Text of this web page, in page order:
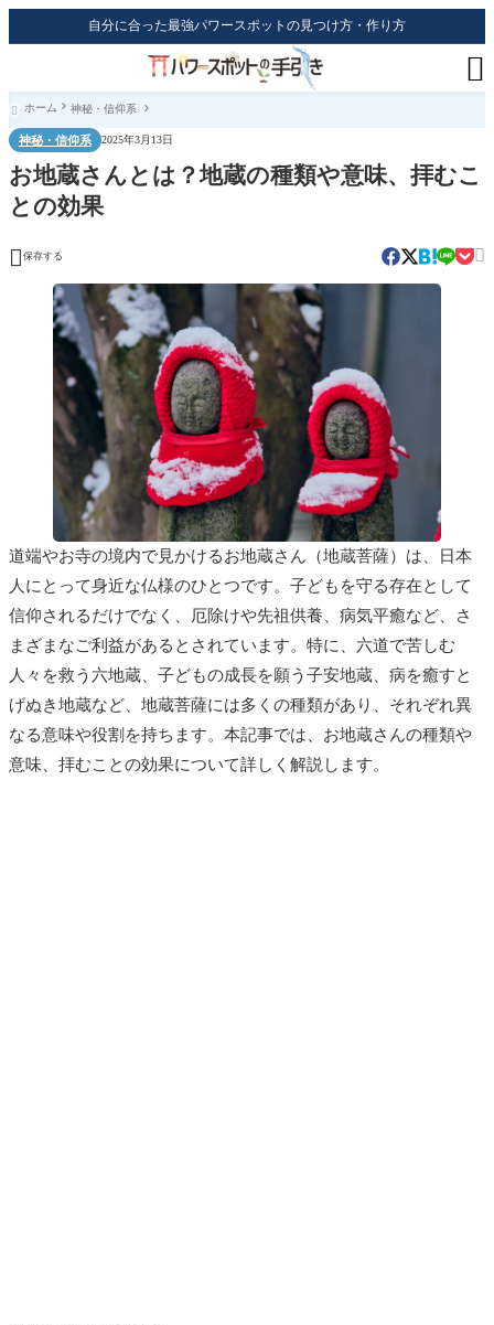
自分に合った最強パワースポットの見つけ方・作り方

 ホーム 神秘・信仰系
神秘・信仰系 2025年3月13日
お地蔵さんとは？地蔵の種類や意味、拝むこ
との効果
 保存する 
道端やお寺の境内で見かけるお地蔵さん（地蔵菩薩）は、日本
人にとって身近な仏様のひとつです。子どもを守る存在として
信仰されるだけでなく、厄除けや先祖供養、病気平癒など、さ
まざまなご利益があるとされています。特に、六道で苦しむ
人々を救う六地蔵、子どもの成長を願う子安地蔵、病を癒すと
げぬき地蔵など、地蔵菩薩には多くの種類があり、それぞれ異
なる意味や役割を持ちます。本記事では、お地蔵さんの種類や
意味、拝むことの効果について詳しく解説します。